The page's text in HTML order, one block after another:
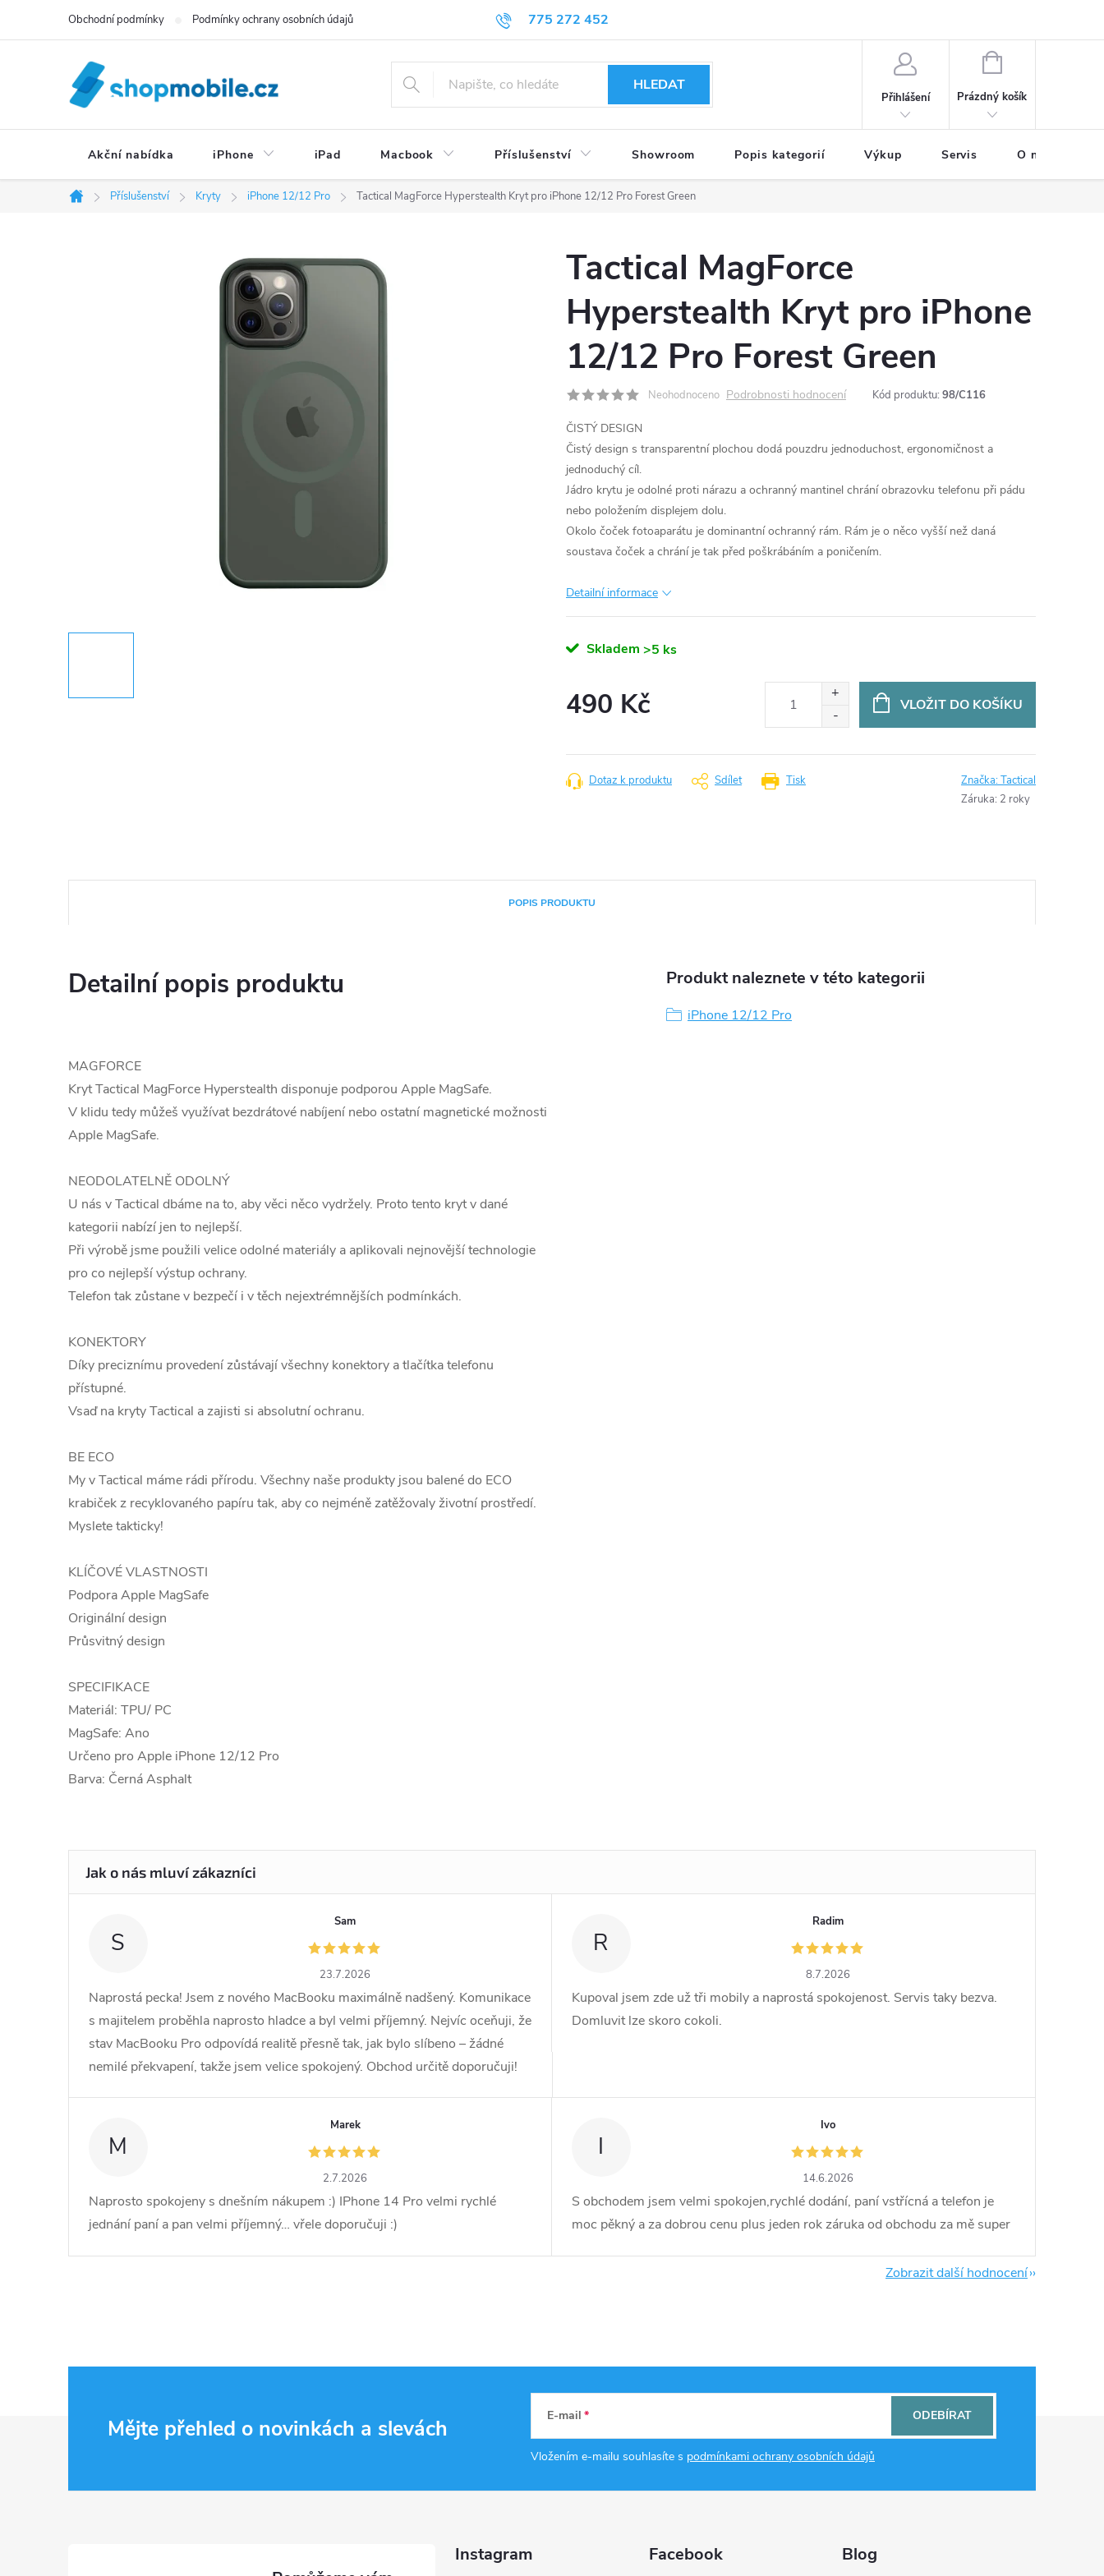
775 272 452
Obchodní podmínky Podmínky ochrany osobních údajů
HLEDAT
Přihlášení
NÁKUPNÍ
Prázdný košík
Akční nabídka iPhone iPad Macbook Příslušenství Showroom Popis kategorií Výkup Servis O nás
Domů
Příslušenství Kryty iPhone 12/12 Pro Tactical MagForce Hyperstealth Kryt pro iPhone 12/12 Pro Forest Green
Tactical MagForce
Hyperstealth Kryt pro iPhone
12/12 Pro Forest Green
Neohodnoceno Podrobnosti hodnocení Kód produktu: 98/C116
ČISTÝ DESIGN
Čistý design s transparentní plochou dodá pouzdru jednoduchost, ergonomičnost a
jednoduchý cíl.
Jádro krytu je odolné proti nárazu a ochranný mantinel chrání obrazovku telefonu při pádu
nebo položením displejem dolu.
Okolo čoček fotoaparátu je dominantní ochranný rám. Rám je o něco vyšší než daná
soustava čoček a chrání je tak před poškrábáním a poničením.
Detailní informace
Skladem >5 ks
490 Kč VLOŽIT DO KOŠÍKU
Tisk
Dotaz k produktu Sdílet Značka:Tactical
Záruka: 2 roky
POPIS PRODUKTU
Detailní popis produktu
MAGFORCE
Kryt Tactical MagForce Hyperstealth disponuje podporou Apple MagSafe.
V klidu tedy můžeš využívat bezdrátové nabíjení nebo ostatní magnetické možnosti
Apple MagSafe.
NEODOLATELNĚ ODOLNÝ
U nás v Tactical dbáme na to, aby věci něco vydržely. Proto tento kryt v dané
kategorii nabízí jen to nejlepší.
Při výrobě jsme použili velice odolné materiály a aplikovali nejnovější technologie
pro co nejlepší výstup ochrany.
Telefon tak zůstane v bezpečí i v těch nejextrémnějších podmínkách.
KONEKTORY
Díky preciznímu provedení zůstávají všechny konektory a tlačítka telefonu
přístupné.
Vsaď na kryty Tactical a zajisti si absolutní ochranu.
BE ECO
My v Tactical máme rádi přírodu. Všechny naše produkty jsou balené do ECO
krabiček z recyklovaného papíru tak, aby co nejméně zatěžovaly životní prostředí.
Myslete takticky!
KLÍČOVÉ VLASTNOSTI
Podpora Apple MagSafe
Originální design
Průsvitný design
SPECIFIKACE
Materiál: TPU/ PC
MagSafe: Ano
Určeno pro Apple iPhone 12/12 Pro
Barva: Černá Asphalt
Produkt naleznete v této kategorii
iPhone 12/12 Pro
S
Sam
23.7.2026
Naprostá pecka! Jsem z nového MacBooku maximálně nadšený. Komunikace
s majitelem proběhla naprosto hladce a byl velmi příjemný. Nejvíc oceňuji, že
stav MacBooku Pro odpovídá realitě přesně tak, jak bylo slíbeno – žádné
nemilé překvapení, takže jsem velice spokojený. Obchod určitě doporučuji!
R
Radim
8.7.2026
Kupoval jsem zde už tři mobily a naprostá spokojenost. Servis taky bezva.
Domluvit lze skoro cokoli.
M
Marek
2.7.2026
Naprosto spokojeny s dnešním nákupem :) IPhone 14 Pro velmi rychlé
jednání paní a pan velmi příjemný… vřele doporučuji :)
I
Ivo
14.6.2026
S obchodem jsem velmi spokojen,rychlé dodání, paní vstřícná a telefon je
moc pěkný a za dobrou cenu plus jeden rok záruka od obchodu za mě super
Zobrazit další hodnocení
Mějte přehled o novinkách a slevách E-mail
Vložením e-mailu souhlasíte s podmínkami ochrany osobních údajů
ODEBÍRAT
Instagram Facebook Blog